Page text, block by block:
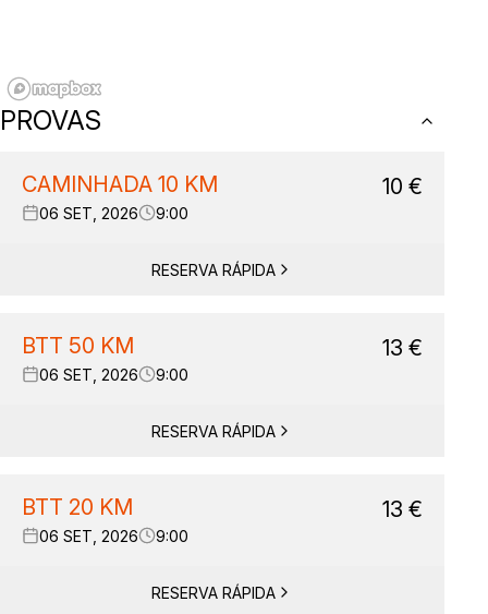
PROVAS
CAMINHADA 10 KM
06 SET, 2026 9:00
10 €
RESERVA RÁPIDA
BTT 50 KM
06 SET, 2026 9:00
13 €
RESERVA RÁPIDA
BTT 20 KM
06 SET, 2026 9:00
13 €
RESERVA RÁPIDA